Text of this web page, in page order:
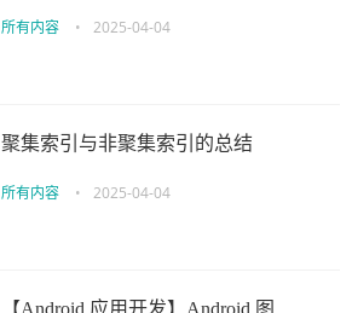
所有内容 • 2025-04-04
聚集索引与非聚集索引的总结
所有内容 • 2025-04-04
【Android 应用开发】Android 图